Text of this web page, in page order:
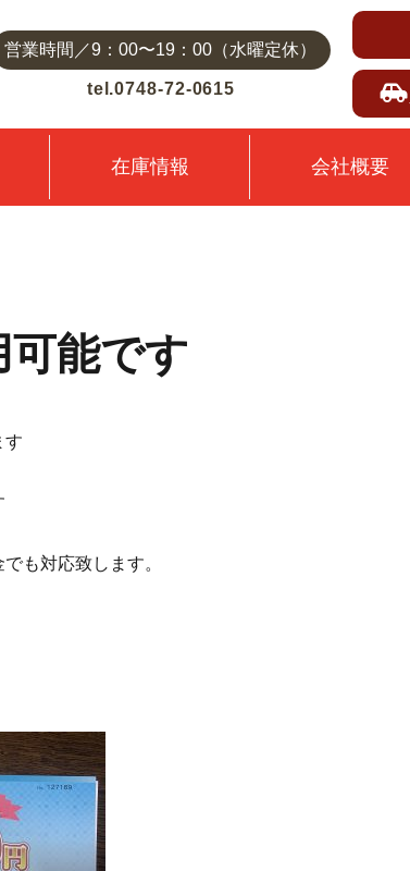
営業時間／9：00〜19：00（水曜定休）
tel.0748-72-0615
在庫情報 会社概要
能です
す
も対応致します。